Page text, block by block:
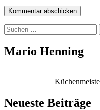
Suchen
nach:
Mario Henning
Neueste Beiträge